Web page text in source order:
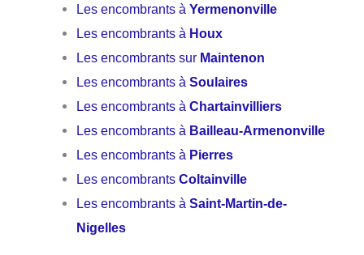
Les encombrants àYermenonville
Les encombrants à Houx
Les encombrants sur Maintenon
Les encombrants àSoulaires
Les encombrants àChartainvilliers
Les encombrants à Bailleau-Armenonville
Les encombrants à Pierres
Les encombrantsColtainville
Les encombrants àSaint-Martin-de-
Nigelles